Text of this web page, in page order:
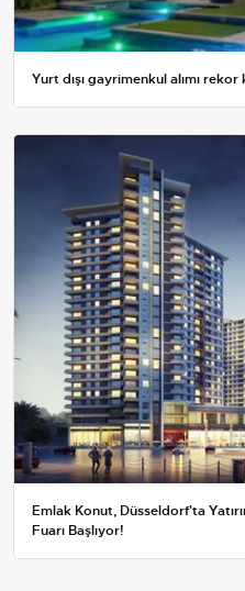
Yurt dışı gayrimenkul alımı rekor
Emlak Konut, Düsseldorf'ta
Fuarı Başlıyor!